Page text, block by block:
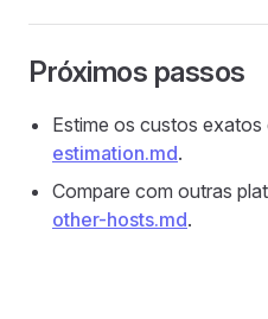
Próximos passos
Estime os custos
estimation.md.
Compare com outras
other-hosts.md.